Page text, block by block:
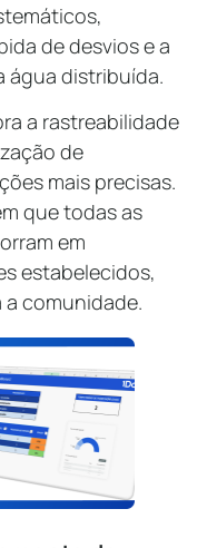
de desvios e a
água distribuída.
a rastreabilidade
de
mais precisas.
que todas as
em
estabelecidos,
comunidade.